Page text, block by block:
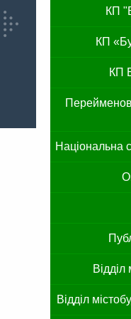
КП
КП
КП
Національна
Відділ
Відділ